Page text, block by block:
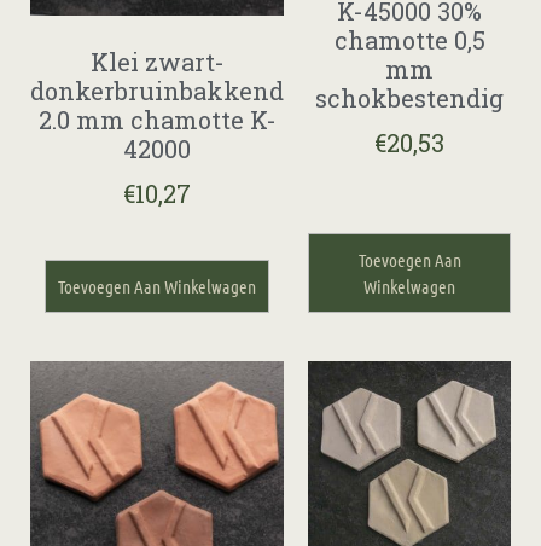
Klei zwart-
donkerbruinbakkend
2.0 mm chamotte K-
42000
€10,27
Toevoegen Aan Winkelwagen
K-45000 30%
chamotte 0,5
mm
schokbestendig
€20,53
Toevoegen Aan
Winkelwagen